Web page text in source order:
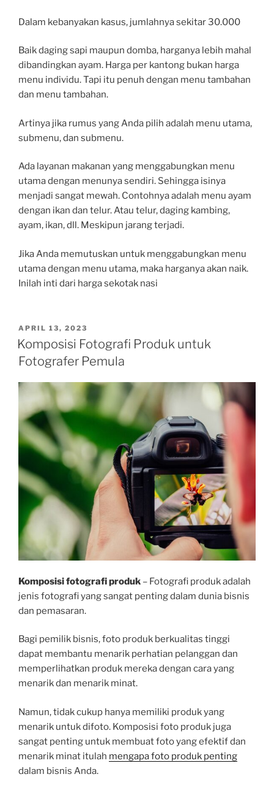
Dalam kebanyakan kasus, jumlahnya sekitar 30.000
Baik daging sapi maupun domba, harganya lebih mahal
dibandingkan ayam. Harga per kantong bukan harga
menu individu. Tapi itu penuh dengan menu tambahan
dan menu tambahan.
Artinya jika rumus yang Anda pilih adalah menu utama,
submenu, dan submenu.
Ada layanan makanan yang menggabungkan menu
utama dengan menunya sendiri. Sehingga isinya
menjadi sangat mewah. Contohnya adalah menu ayam
dengan ikan dan telur. Atau telur, daging kambing,
ayam, ikan, dll. Meskipun jarang terjadi.
Jika Anda memutuskan untuk menggabungkan menu
utama dengan menu utama, maka harganya akan naik.
Inilah inti dari harga sekotak nasi
POSTED
ON
APRIL 13, 2023
Komposisi Fotografi Produk untuk
Fotografer Pemula
Komposisi fotografi produk – Fotografi produk adalah
jenis fotografi yang sangat penting dalam dunia bisnis
dan pemasaran.
Bagi pemilik bisnis, foto produk berkualitas tinggi
dapat membantu menarik perhatian pelanggan dan
memperlihatkan produk mereka dengan cara yang
menarik dan menarik minat.
Namun, tidak cukup hanya memiliki produk yang
menarik untuk difoto. Komposisi foto produk juga
sangat penting untuk membuat foto yang efektif dan
menarik minat itulah mengapa foto produk penting
dalam bisnis Anda.